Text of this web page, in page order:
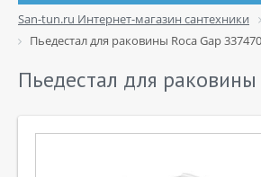
San-tun.ru Интернет-магазин сантехники
Пьедестал для раковины Roca Gap
Пьедестал для